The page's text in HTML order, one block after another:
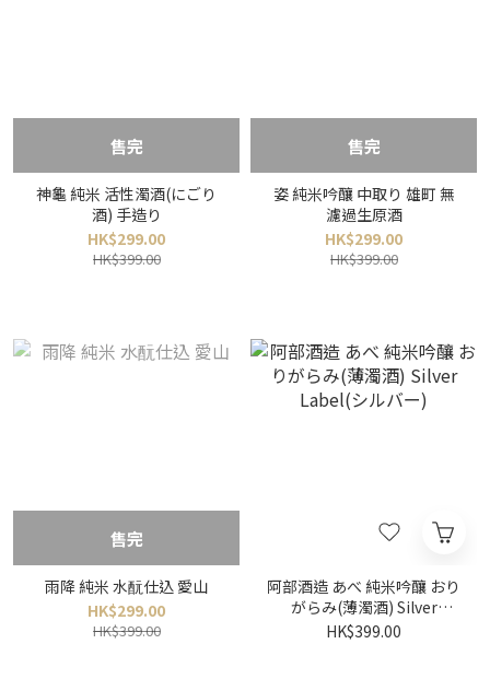
售完
神龜 純米 活性濁酒(にごり
酒) 手造り
HK$299.00
HK$399.00
售完
姿 純米吟釀 中取り 雄町 無
濾過生原酒
HK$299.00
HK$399.00
售完
雨降 純米 水酛仕込 愛山
HK$299.00
HK$399.00
阿部酒造 あべ 純米吟釀 おり
がらみ(薄濁酒) Silver
Label(シルバー)
HK$399.00